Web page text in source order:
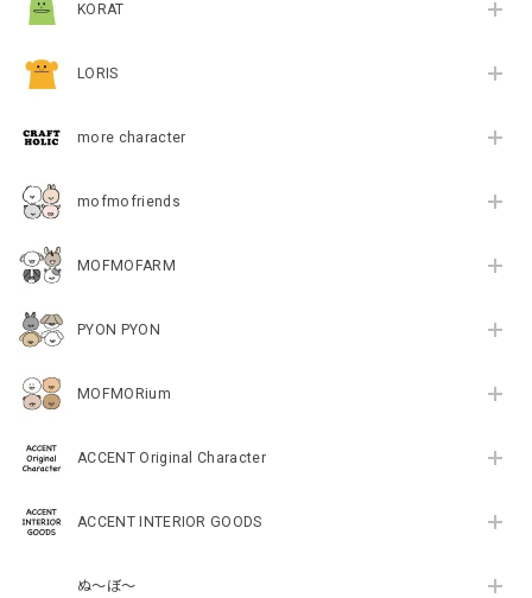
KORAT
LORIS
more character
mofmofriends
MOFMOFARM
PYON PYON
MOFMORium
ACCENT Original Character
ACCENT INTERIOR GOODS
ぬ～ぼ～